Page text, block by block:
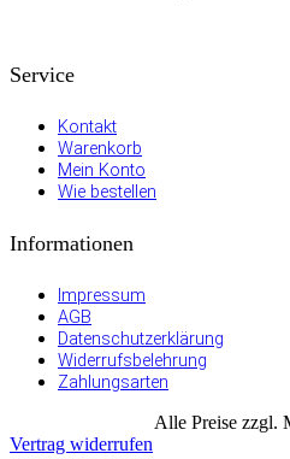
Service
Kontakt
Warenkorb
Mein Konto
Wie bestellen
Informationen
Impressum
AGB
Datenschutzerklärung
Widerrufsbelehrung
Zahlungsarten
Alle Preise zzgl.
Vertrag widerrufen